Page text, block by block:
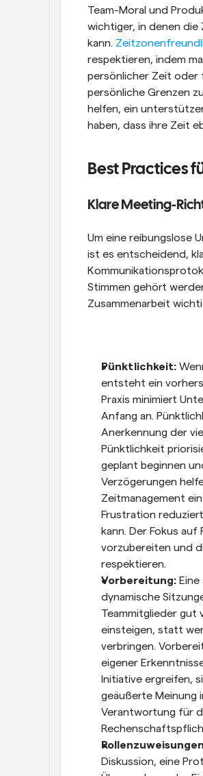
Team-Moral und
wichtiger, in denen
kann.
respektieren, indem
persönlicher Zeit oder
persönliche Grenzen
helfen, ein
haben, dass ihre Zeit
Best Practices
Klare Meeting-
Um eine reibungslose
ist es entscheidend,
Stimmen gehört
Zusammenarbeit
Pünktlichkeit:
entsteht ein
Praxis minimiert
Anfang an.
Anerkennung der
Pünktlichkeit
geplant beginnen
Verzögerungen
Zeitmanagement
Frustration
kann. Der Fokus
vorzubereiten und
respektieren.
Vorbereitung:
dynamische
Teammitglieder gut
einsteigen, statt
verbringen.
eigener
Initiative ergreifen,
geäußerte Meinung
Verantwortung für
Diskussion, eine